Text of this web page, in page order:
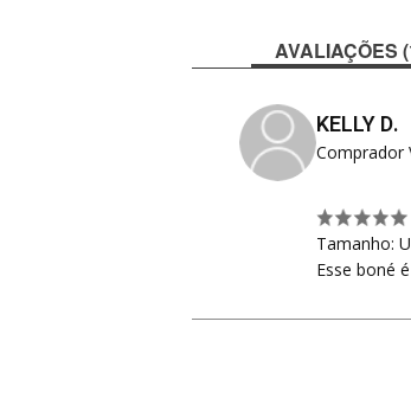
AVALIAÇÕES
KELLY D.
Comprador
Tamanho: U
Esse boné